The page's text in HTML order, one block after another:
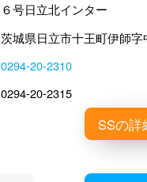
６号日立北インター
茨城県日立市十王町伊師字
0294-20-2310
0294-20-2315
SSの詳